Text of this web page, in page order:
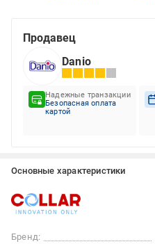
Продавец
Danio
Надежные транзакции
Безопасная оплата
картой
Основные характеристики
Бренд: